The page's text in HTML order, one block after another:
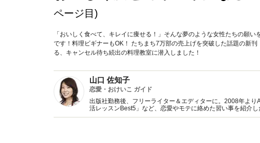
ページ目)
「おいしく食べて、キレイに痩せる！」そんな夢のような女性たちの願
です！料理ビギナーもOK！ たちまち7万部の売上げを突破した話題の新
る、キャンセル待ち続出の料理教室に潜入しました！
山口 佐知子
恋愛・おけいこ ガイド
出版社勤務後、フリーライター＆エディターに。2008年よ
活レッスンBest5」など、恋愛やモテに絡めた習い事を紹介
『恋愛』ガイドも兼任。「恋愛」と「おけいこ」のトレンド